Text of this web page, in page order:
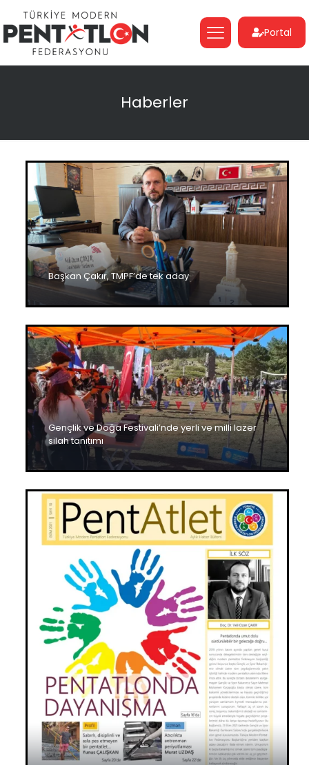
Portal
Haberler
Başkan Çakır, TMPF’de tek aday
Gençlik ve Doğa Festivali’nde yerli ve milli lazer
silah tanıtımı